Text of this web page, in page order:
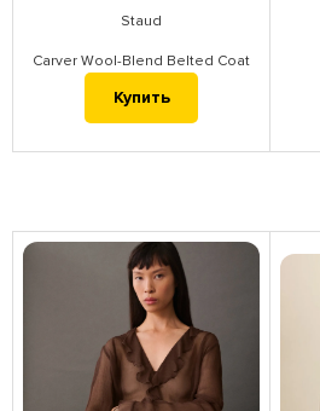
Staud
Carver Wool-Blend Belted Coat
Купить